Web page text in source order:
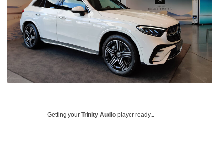
Getting your Trinity Audio player ready...